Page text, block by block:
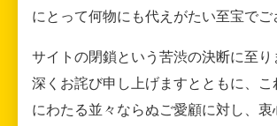
にとって何物にも代えがたい至宝でご
サイトの閉鎖という苦渋の決断に至り
深くお詫び申し上げますとともに、こ
にわたる並々ならぬご愛顧に対し、衷